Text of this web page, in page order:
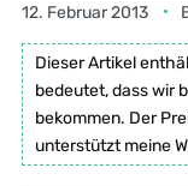
12. Februar 2013
Dieser Artikel
bedeutet, dass wir
bekommen. Der
unterstützt meine